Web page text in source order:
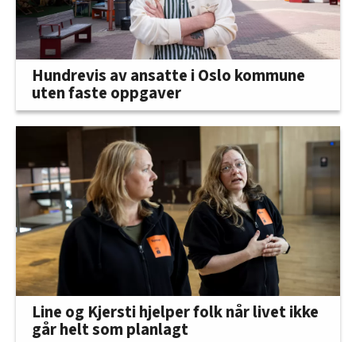
Hundrevis av ansatte i Oslo kommune
uten faste oppgaver
Line og Kjersti hjelper folk når livet ikke
går helt som planlagt